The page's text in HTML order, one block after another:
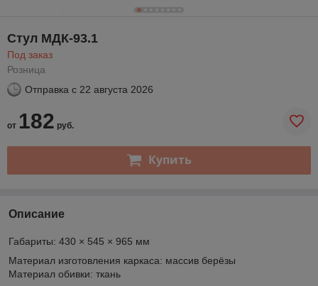
Стул МДК-93.1
Под заказ
Розница
Отправка с 22 августа 2026
от 182 руб.
Купить
Описание
Габариты: 430 × 545 × 965 мм
Материал изготовления каркаса: массив берёзы
Материал обивки: ткань